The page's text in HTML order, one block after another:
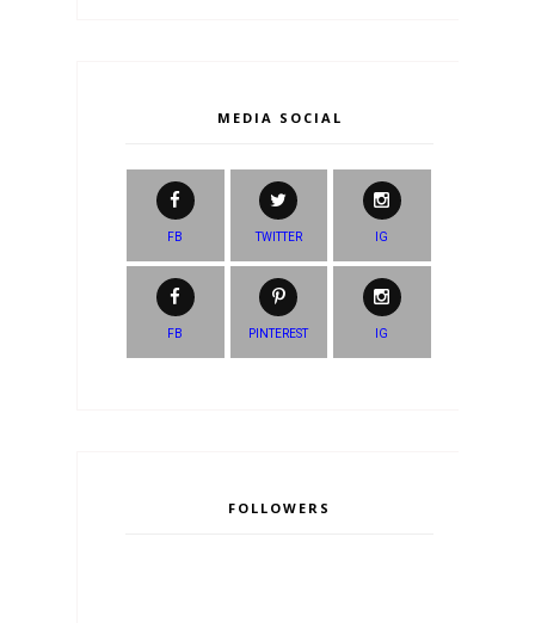
MEDIA SOCIAL
FB TWITTER IG
FB PINTEREST IG
FOLLOWERS